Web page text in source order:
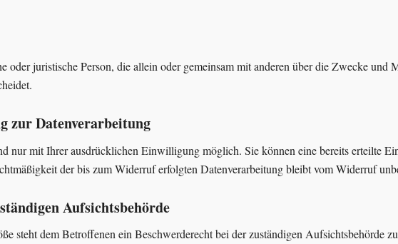
oder juristische Person, die allein oder gemeinsam mit anderen über die Zwecke und
Datenverarbeitung
nur mit Ihrer ausdrücklichen Einwilligung möglich. Sie können eine bereits erteilte
der bis zum Widerruf erfolgten Datenverarbeitung bleibt vom Widerruf
Aufsichtsbehörde
steht dem Betroffenen ein Beschwerderecht bei der zuständigen Aufsichtsbehörde